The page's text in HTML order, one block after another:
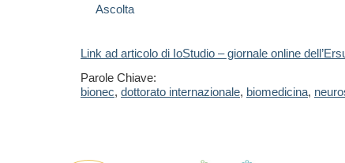
Ascolta
Link ad articolo di IoStudio – giornale online
Parole Chiave:
bionec, dottorato internazionale, biomedicina,